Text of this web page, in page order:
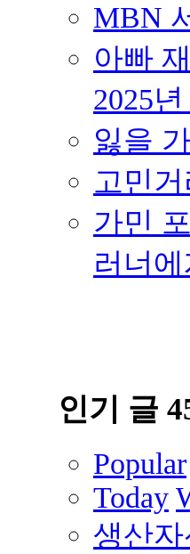
MBN
아빠
2025년
잃을
고민
가민
러너
인기 글
Popular
Today
생산자